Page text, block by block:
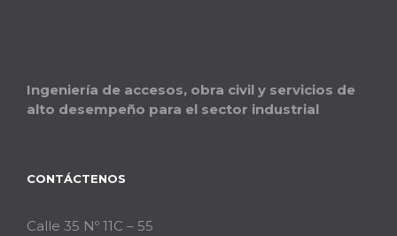
Ingeniería de accesos, obra civil y servicios de
alto desempeño para el sector industrial
CONTÁCTENOS
Calle 35 Nº 11C – 55